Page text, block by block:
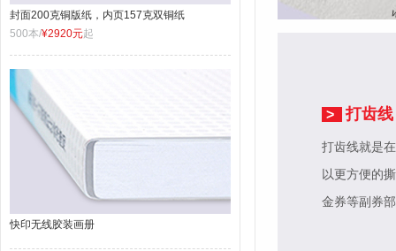
封面200克铜版纸，内页157克双铜纸
500本/¥2920元起
快印无线胶装画册
> 打齿线
打齿线就是
以更方便的
金券等副券